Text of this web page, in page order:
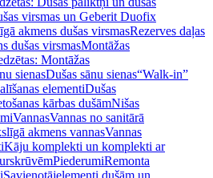
virsmas un Geberit Duofix
akmens dušas virsmasRezerves daļas
dušas virsmasMontāžas
Montāžas
sienasDušas sānu sienas“Walk-in”
elementiDušas
kārbas dušāmNišas
VannasVannas no sanitārā
akmens vannasVannas
Kāju komplekti un komplekti ar
PiederumiRemonta
Savienotājelementi dušām un